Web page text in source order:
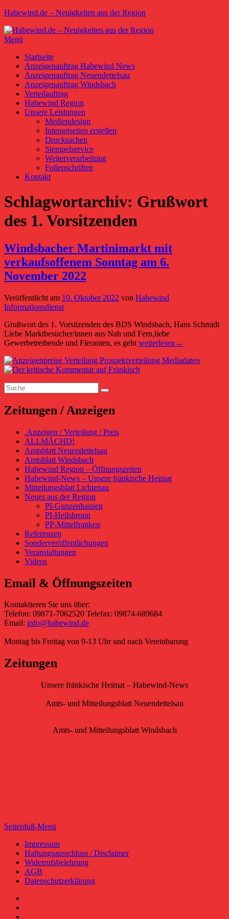
Zum
springen
Habewind.de – Neuigkeiten aus der Region
Menü
Primäres
Menü
Startseite
Anzeigenauftrag Habewind News
Anzeigenauftrag Neuendettelsau
Anzeigenauftrag Windsbach
Verteilauftrag
Habewind Region
Unsere Leistungen
Mediendesign
Internetseiten erstellen
Drucksachen
Stempelservice
Weiterverarbeitung
Folienschriften
Kontakt
Schlagwortarchiv: Grußwort
des 1. Vorsitzenden
Windsbacher Martinimarkt mit
verkaufsoffenem Sonntag am 6.
November 2022
Veröffentlicht am 10. Oktober 2022 von Habewind
Informationsdienst
Grußwort des 1. Vorsitzenden des BDS Windsbach, Hans Schmidt
Liebe Marktbesucher/innen aus Nah und Fern,liebe
Gewerbetreibende und Fieranten, es geht Windsbacher
mit
verkaufsoffenem
weiterlesen →
Primärer
Seitenleisten-
Widgetbereich
Suchen
nach:
Suchen
Zeitungen / Anzeigen
.Anzeigen / Verteilung / Preis
ALLMÄCHD!
Amtsblatt Neuendettelsau
Amtsblatt Windsbach
Habewind Region – Öffnungszeiten
Habewind-News – Unsere fränkische Heimat
Mitteilungsblatt Lichtenau
Neues aus der Region
PI-Gunzenhausen
PI-Heilsbronn
PP-Mittelfranken
Referenzen
Sonderveröffentlichungen
Veranstaltungen
Videos
Email & Öffnungszeiten
Kontaktieren Sie uns über:
Telefon: 09871-7062520 Telefax: 09874-689684
Email: info@habewind.de
Montag bis Freitag von 9-13 Uhr und nach Vereinbarung
Zeitungen
Unsere fränkische Heimat – Habewind-News
Amts- und Mitteilungsblatt Neuendettelsau
Amts- und Mitteilungsblatt Windsbach
Seitenfuß-Menü
Seitenfuß-
Menü
Impressum
Haftungsausschluss / Disclaimer
Widerrufsbelehrung
AGB
Datenschutzerklärung